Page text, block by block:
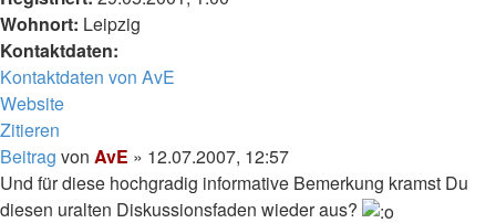
Wohnort: Leipzig
Kontaktdaten:
Kontaktdaten von AvE
Website
Zitieren
Beitrag von AvE » 12.07.2007, 12:57
Und für diese hochgradig informative Bemerkung kramst Du
diesen uralten Diskussionsfaden wieder aus?